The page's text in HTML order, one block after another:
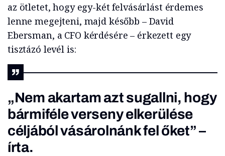
az ötletet, hogy egy-két felvásárlást érdemes
lenne megejteni, majd később – David
Ebersman, a CFO kérdésére – érkezett egy
tisztázó levél is:
„Nem akartam azt sugallni, hogy
bármiféle verseny elkerülése
céljából vásárolnánk fel őket” –
írta.